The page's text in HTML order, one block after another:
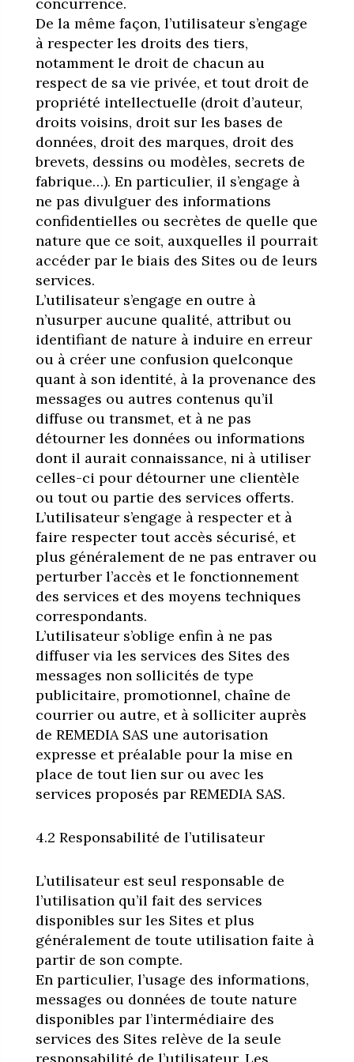
De la même façon, l’utilisateur s’engage
à respecter les droits des tiers,
notamment le droit de chacun au
respect de sa vie privée, et tout droit de
propriété intellectuelle (droit d’auteur,
droits voisins, droit sur les bases de
données, droit des marques, droit des
brevets, dessins ou modèles, secrets de
fabrique…). En particulier, il s’engage à
ne pas divulguer des informations
confidentielles ou secrètes de quelle que
nature que ce soit, auxquelles il pourrait
accéder par le biais des Sites ou de leurs
services.
L’utilisateur s’engage en outre à
n’usurper aucune qualité, attribut ou
identifiant de nature à induire en erreur
ou à créer une confusion quelconque
quant à son identité, à la provenance des
messages ou autres contenus qu’il
diffuse ou transmet, et à ne pas
détourner les données ou informations
dont il aurait connaissance, ni à utiliser
celles-ci pour détourner une clientèle
ou tout ou partie des services offerts.
L’utilisateur s’engage à respecter et à
faire respecter tout accès sécurisé, et
plus généralement de ne pas entraver ou
perturber l’accès et le fonctionnement
des services et des moyens techniques
correspondants.
L’utilisateur s’oblige enfin à ne pas
diffuser via les services des Sites des
messages non sollicités de type
publicitaire, promotionnel, chaîne de
courrier ou autre, et à solliciter auprès
de REMEDIA SAS une autorisation
expresse et préalable pour la mise en
place de tout lien sur ou avec les
services proposés par REMEDIA SAS.
4.2 Responsabilité de l’utilisateur
L’utilisateur est seul responsable de
l’utilisation qu’il fait des services
disponibles sur les Sites et plus
généralement de toute utilisation faite à
partir de son compte.
En particulier, l’usage des informations,
messages ou données de toute nature
disponibles par l’intermédiaire des
services des Sites relève de la seule